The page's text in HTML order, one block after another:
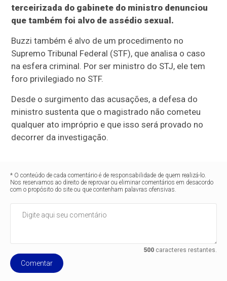
terceirizada do gabinete do ministro denunciou
que também foi alvo de assédio sexual.
Buzzi também é alvo de um procedimento no
Supremo Tribunal Federal (STF), que analisa o caso
na esfera criminal. Por ser ministro do STJ, ele tem
foro privilegiado no STF.
Desde o surgimento das acusações, a defesa do
ministro sustenta que o magistrado não cometeu
qualquer ato impróprio e que isso será provado no
decorrer da investigação.
* O conteúdo de cada comentário é de responsabilidade de quem realizá-lo.
Nos reservamos ao direito de reprovar ou eliminar comentários em desacordo
com o propósito do site ou que contenham palavras ofensivas.
500caracteres restantes.
Comentar